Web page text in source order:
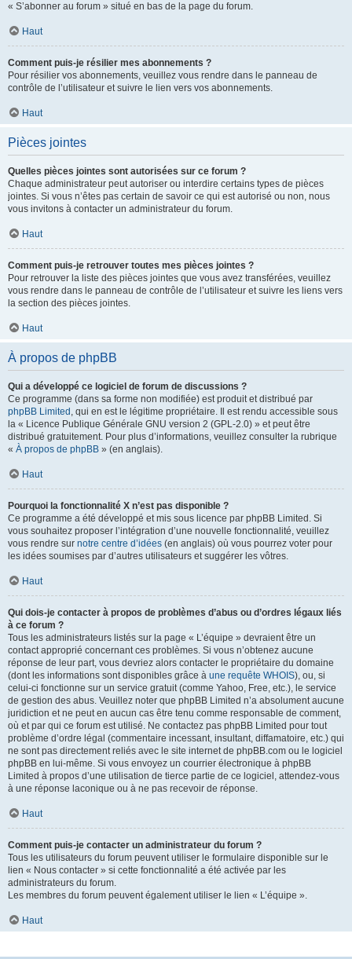
« S’abonner au forum » situé en bas de la page du forum.
Haut
Comment puis-je résilier mes abonnements ?
Pour résilier vos abonnements, veuillez vous rendre dans le panneau de
contrôle de l’utilisateur et suivre le lien vers vos abonnements.
Haut
Pièces jointes
Quelles pièces jointes sont autorisées sur ce forum ?
Chaque administrateur peut autoriser ou interdire certains types de pièces
jointes. Si vous n’êtes pas certain de savoir ce qui est autorisé ou non, nous
vous invitons à contacter un administrateur du forum.
Haut
Comment puis-je retrouver toutes mes pièces jointes ?
Pour retrouver la liste des pièces jointes que vous avez transférées, veuillez
vous rendre dans le panneau de contrôle de l’utilisateur et suivre les liens vers
la section des pièces jointes.
Haut
À propos de phpBB
Qui a développé ce logiciel de forum de discussions ?
Ce programme (dans sa forme non modifiée) est produit et distribué par
phpBB Limited , qui en est le légitime propriétaire. Il est rendu accessible sous
la « Licence Publique Générale GNU version 2 (GPL-2.0) » et peut être
distribué gratuitement. Pour plus d’informations, veuillez consulter la rubrique
« À propos de phpBB » (en anglais).
Haut
Pourquoi la fonctionnalité X n’est pas disponible ?
Ce programme a été développé et mis sous licence par phpBB Limited. Si
vous souhaitez proposer l’intégration d’une nouvelle fonctionnalité, veuillez
vous rendre sur notre centre d’idées (en anglais) où vous pourrez voter pour
les idées soumises par d’autres utilisateurs et suggérer les vôtres.
Haut
Qui dois-je contacter à propos de problèmes d’abus ou d’ordres légaux liés
à ce forum ?
Tous les administrateurs listés sur la page « L’équipe » devraient être un
contact approprié concernant ces problèmes. Si vous n’obtenez aucune
réponse de leur part, vous devriez alors contacter le propriétaire du domaine
(dont les informations sont disponibles grâce à une requête WHOIS), ou, si
celui-ci fonctionne sur un service gratuit (comme Yahoo, Free, etc.), le service
de gestion des abus. Veuillez noter que phpBB Limited n’a absolument aucune
juridiction et ne peut en aucun cas être tenu comme responsable de comment,
où et par qui ce forum est utilisé. Ne contactez pas phpBB Limited pour tout
problème d’ordre légal (commentaire incessant, insultant, diffamatoire, etc.) qui
ne sont pas directement reliés avec le site internet de phpBB.com ou le logiciel
phpBB en lui-même. Si vous envoyez un courrier électronique à phpBB
Limited à propos d’une utilisation de tierce partie de ce logiciel, attendez-vous
à une réponse laconique ou à ne pas recevoir de réponse.
Haut
Comment puis-je contacter un administrateur du forum ?
Tous les utilisateurs du forum peuvent utiliser le formulaire disponible sur le
lien « Nous contacter » si cette fonctionnalité a été activée par les
administrateurs du forum.
Les membres du forum peuvent également utiliser le lien « L’équipe ».
Haut